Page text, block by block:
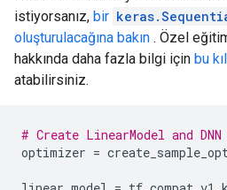
INFO:tensorflow:Done
INFO:tensorflow:Done
INFO:tensorflow:Starting
INFO:tensorflow:Starting
INFO:tensorflow:Graph was
INFO:tensorflow:Restoring
INFO:tensorflow:Restoring
INFO:tensorflow:Running
INFO:tensorflow:Running
INFO:tensorflow:Done
istiyorsanız, bir
oluşturulacağına bakın . Özel
hakkında daha fazla bilgi için bu
atabilirsiniz.
# Create LinearModel and
optimizer =